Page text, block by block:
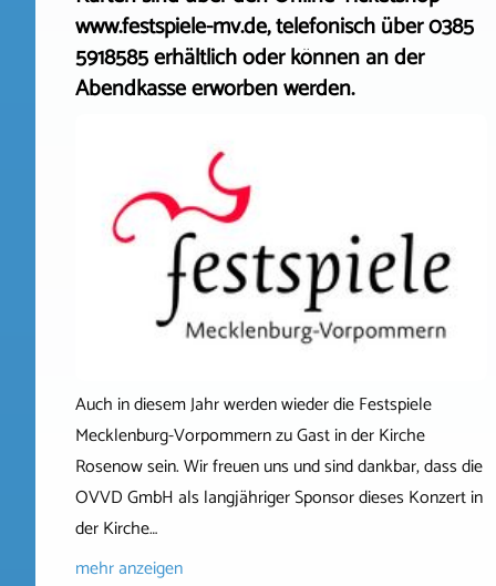
www.festspiele-mv.de, telefonisch über 0385
5918585 erhältlich oder können an der
Abendkasse erworben werden.
Auch in diesem Jahr werden wieder die Festspiele
Mecklenburg-Vorpommern zu Gast in der Kirche
Rosenow sein. Wir freuen uns und sind dankbar, dass die
OVVD GmbH als langjähriger Sponsor dieses Konzert in
der Kirche…
mehr anzeigen